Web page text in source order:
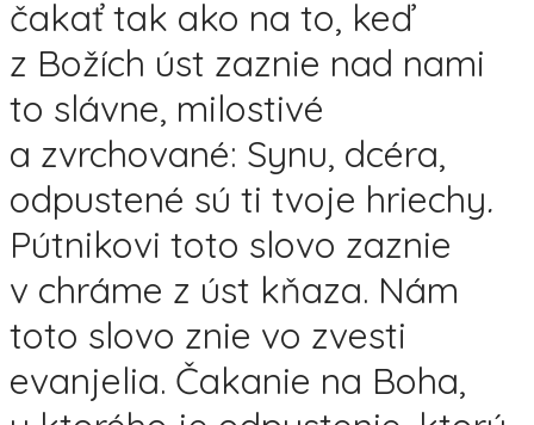
čakať tak ako na to, keď
z Božích úst zaznie nad nami
to slávne, milostivé
a zvrchované: Synu, dcéra,
odpustené sú ti tvoje hriechy.
Pútnikovi toto slovo zaznie
v chráme z úst kňaza. Nám
toto slovo znie vo zvesti
evanjelia. Čakanie na Boha,